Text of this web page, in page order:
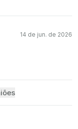
14 de jun. de 2026